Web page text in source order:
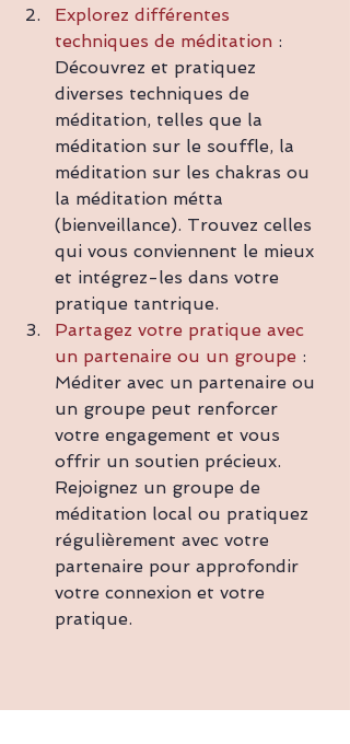
Explorez différentes
techniques de méditation :
Découvrez et pratiquez
diverses techniques de
méditation, telles que la
méditation sur le souffle, la
méditation sur les chakras ou
la méditation métta
(bienveillance). Trouvez celles
qui vous conviennent le mieux
et intégrez-les dans votre
pratique tantrique.
Partagez votre pratique avec
un partenaire ou un groupe :
Méditer avec un partenaire ou
un groupe peut renforcer
votre engagement et vous
offrir un soutien précieux.
Rejoignez un groupe de
méditation local ou pratiquez
régulièrement avec votre
partenaire pour approfondir
votre connexion et votre
pratique.